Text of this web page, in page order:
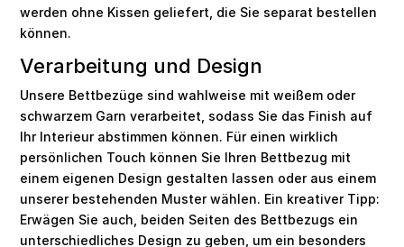
werden ohne Kissen geliefert, die Sie separat bestellen
können.
Verarbeitung und Design
Unsere Bettbezüge sind wahlweise mit weißem oder
schwarzem Garn verarbeitet, sodass Sie das Finish auf
Ihr Interieur abstimmen können. Für einen wirklich
persönlichen Touch können Sie Ihren Bettbezug mit
einem eigenen Design gestalten lassen oder aus einem
unserer bestehenden Muster wählen. Ein kreativer Tipp:
Erwägen Sie auch, beiden Seiten des Bettbezugs ein
unterschiedliches Design zu geben, um ein besonders